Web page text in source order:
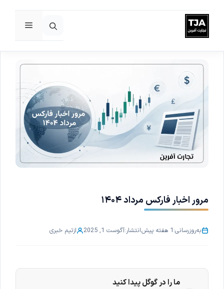
پرش
به
فهرست
مرور اخبار فارکس مرداد ۱۴۰۴
به‌روزرسانی:1 هفته پیش انتشار:آگوست 1, 2025 ازتیم خبری
ما را در گوگل پیدا کنید